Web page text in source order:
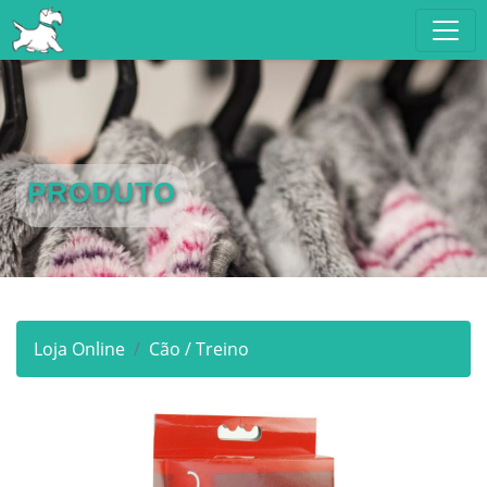
PRODUTO
Loja Online Cão / Treino